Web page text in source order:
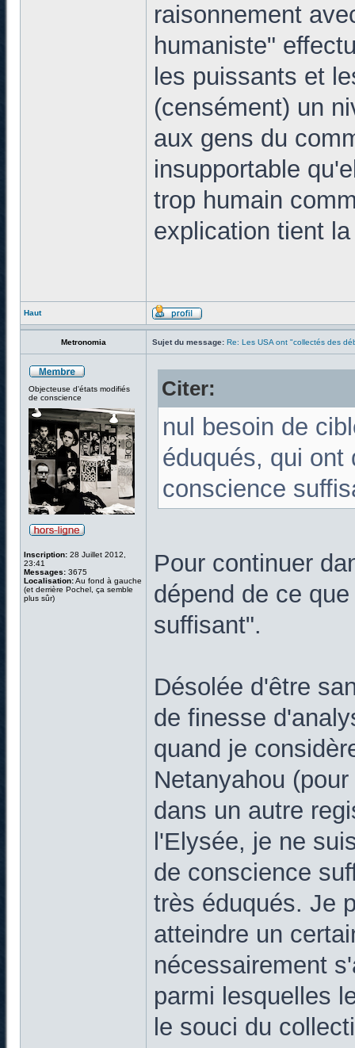
raisonnement
humaniste"
les puissants et
(censément) un
aux gens du
insupportable
trop humain
explication tient
Haut
Metronomia Sujet du message: Re: Les USA ont "collectés des
Objecteuse d'états modifiés
de conscience
Inscription: 28 Juillet 2012,
23:41
Messages: 3675
Localisation:Au fond à gauche
(et derrière Pochel, ça semble
plus sûr)
Citer:
nul besoin de
éduqués, qui ont
conscience
Pour continuer
dépend de ce
suffisant".
Désolée d'être
de finesse
quand je
Netanyahou
dans un autre
l'Elysée, je ne
de conscience
très éduqués. Je
atteindre un
nécessairement
parmi lesquelles
le souci du